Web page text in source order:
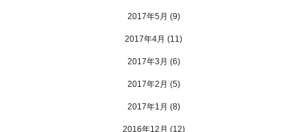
2017年5月 (9)
2017年4月 (11)
2017年3月 (6)
2017年2月 (5)
2017年1月 (8)
2016年12月 (12)